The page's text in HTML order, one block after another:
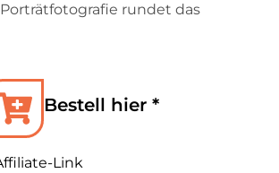
rundet das
Bestell hier *
Link